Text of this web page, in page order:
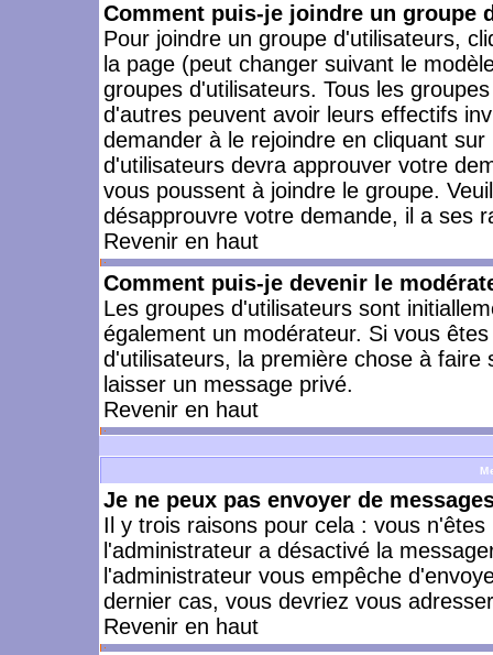
Comment puis-je joindre un groupe
Pour joindre un groupe d'utilisateurs,
la page (peut changer suivant le
groupes d'utilisateurs. Tous les
d'autres peuvent avoir leurs effectifs
demander à le rejoindre en cliquant
d'utilisateurs devra approuver votre
vous poussent à joindre le groupe.
désapprouvre votre demande, il a ses
Revenir en haut
Comment puis-je devenir le
Les groupes d'utilisateurs sont
également un modérateur. Si vous
d'utilisateurs, la première chose à
laisser un message privé.
Revenir en haut
Je ne peux pas envoyer de
Il y trois raisons pour cela : vous
l'administrateur a désactivé la
l'administrateur vous empêche
dernier cas, vous devriez vous
Revenir en haut